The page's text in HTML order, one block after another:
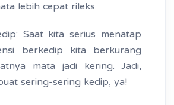
lebih cepat rileks.
Saat kita serius menatap
berkedip kita berkurang
mata jadi kering. Jadi,
sering-sering kedip, ya!